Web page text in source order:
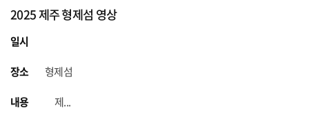
2025 제주 형제섬 영상
일시
장소
형제섬
내용
제...